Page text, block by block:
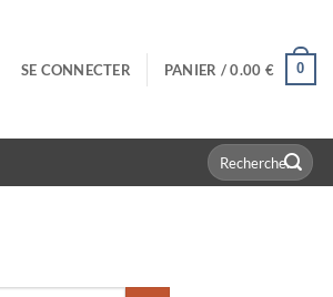
SE CONNECTER PANIER /0.00 € 0
Recherche
pour :